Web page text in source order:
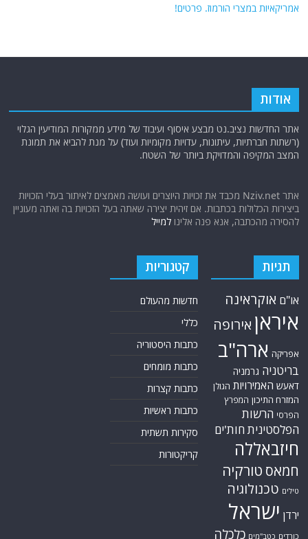
אמריקאיות במצרי הורמוז. פרטים!
אודות
אתר החדשות נציב.נט מבצע איסוף ועיבוד של מידע ממקורות המודיעין הגלוי
(רשתות חברתיות, עיתונות, עדויות מקומיות ועוד) על מנת להביא את תמונת
המצב המקיפה והמדויקת ביותר של השטח.
אתר Nziv.net מכבד את זכויות היוצרים ועושה מאמצים לאיתור בעלי הזכויות
ביצירות הכלולות בכתבות. אם זיהית יצירה שאתה בעל הזכויות בה ואתה מעוניין
להסירה מהכתבה, אנא פנה אלינולמייל
תגיות
או"ם אוקראינה
איראן אירופה
אפריקה ארה"ב
בריטניה גרמניה
דאעש האמירויות הגולן
המזרח התיכון המפרץ
הפרסי הרשות
הפלסטיניתחות'ים
חיזבאללה
חמאס טורקיה
טילים טכנולוגיה
ירדן ישראל
כורדים כטב"מים כלכלה
קטגוריות
חדשות מהעולם
כללי
כתבות היסטוריה
כתבות מומחים
כתבות קצרות
כתבות ראשיות
סקירות תשתית
קריקטורות